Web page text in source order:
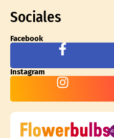
Sociales
Facebook
Instagram